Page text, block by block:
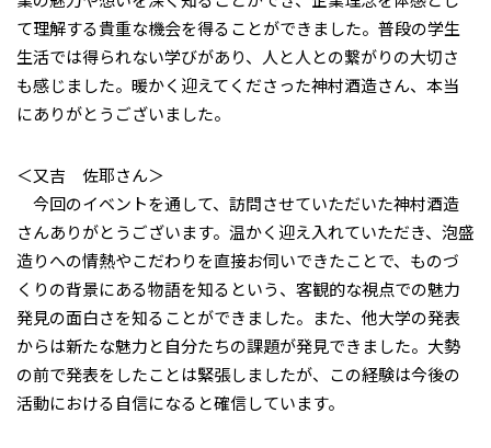
て理解する貴重な機会を得ることができました。普段の学生
生活では得られない学びがあり、人と人との繋がりの大切さ
も感じました。暖かく迎えてくださった神村酒造さん、本当
にありがとうございました。
＜又吉 佐耶さん＞
今回のイベントを通して、訪問させていただいた神村酒造
さんありがとうございます。温かく迎え入れていただき、泡盛
造りへの情熱やこだわりを直接お伺いできたことで、ものづ
くりの背景にある物語を知るという、客観的な視点での魅力
発見の面白さを知ることができました。また、他大学の発表
からは新たな魅力と自分たちの課題が発見できました。大勢
の前で発表をしたことは緊張しましたが、この経験は今後の
活動における自信になると確信しています。